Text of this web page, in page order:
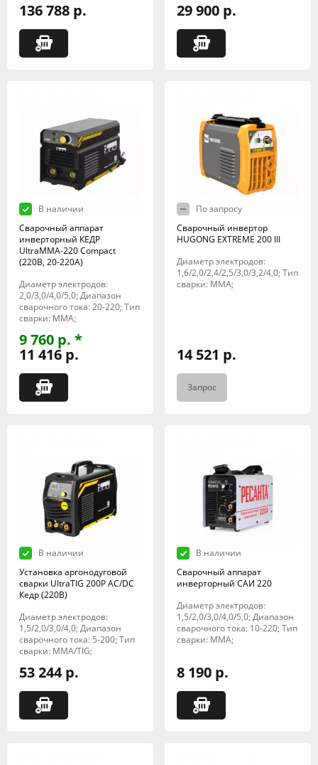
136 788 р. 29 900 р.
В наличии
Сварочный аппарат
инверторный КЕДР
UltraMMA-220 Compact
(220В, 20-220А)
Диаметр электродов:
2,0/3,0/4,0/5,0; Диапазон
сварочного тока: 20-220; Тип
сварки: MMA;
9 760 р. *
11 416 р.
По запросу
Сварочный инвертор
HUGONG EXTREME 200 III
Диаметр электродов:
1,6/2,0/2,4/2,5/3,0/3,2/4,0; Тип
сварки: MMA;
14 521 р.
Запрос
В наличии
Установка аргонодуговой
сварки UltraTIG 200P AC/DC
Кедр (220В)
Диаметр электродов:
1,5/2,0/3,0/4,0; Диапазон
сварочного тока: 5-200; Тип
сварки: MMA/TIG;
53 244 р.
В наличии
Сварочный аппарат
инверторный САИ 220
Диаметр электродов:
1,5/2,0/3,0/4,0/5,0; Диапазон
сварочного тока: 10-220; Тип
сварки: MMA;
8 190 р.